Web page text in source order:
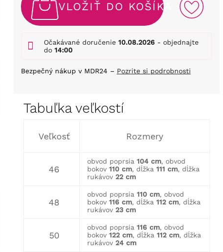
VLOŽIŤ DO KOŠÍKA
Očakávané doručenie 10.08.2026- objednajte
do 14:00
Bezpečný nákup v MDR24 – Pozrite si podrobnosti
Tabuľka veľkostí
Veľkosť Rozmery
46
obvod poprsia 104 cm, obvod
bokov 110 cm, dĺžka 111 cm, dĺžka
rukávov 22 cm
48
obvod poprsia 110 cm, obvod
bokov 116 cm, dĺžka 112 cm, dĺžka
rukávov 23 cm
50
obvod poprsia 116 cm, obvod
bokov 122 cm, dĺžka 112 cm, dĺžka
rukávov 24 cm